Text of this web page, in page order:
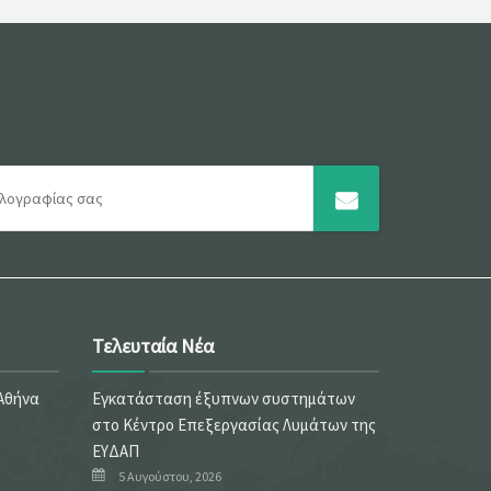
Τελευταία Νέα
Εγκατάσταση έξυπνων συστημάτων
στο Κέντρο Επεξεργασίας Λυμάτων της
ΕΥΔΑΠ
5 Αυγούστου, 2026